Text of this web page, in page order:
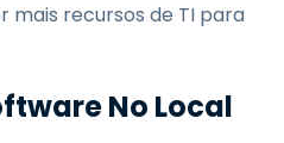
mais recursos de TI para
No Local